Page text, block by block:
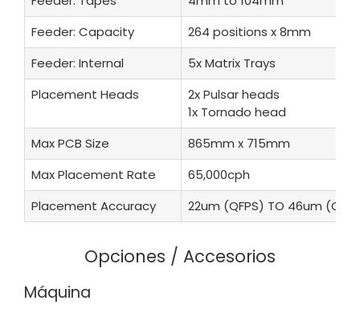
Feeder: Capacity
264 positions x 8mm
Feeder: Internal
5x Matrix Trays
Placement Heads
2x Pulsar heads
1x Tornado head
Max PCB Size
865mm x 715mm
Max Placement Rate
65,000cph
Placement Accuracy
22um (QFPS) TO 46um
Opciones / Accesorios
Máquina